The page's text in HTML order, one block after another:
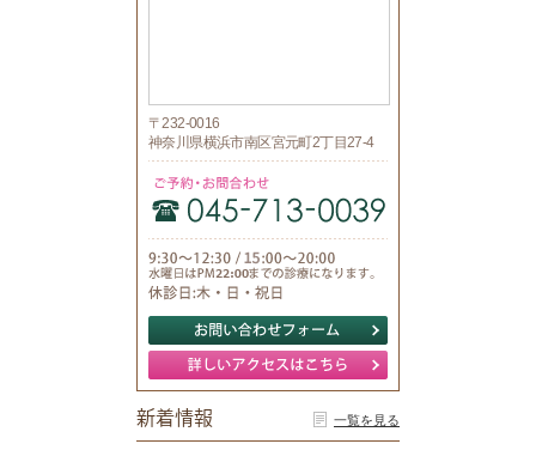
〒232-0016
神奈川県横浜市南区宮元町2丁目27-4
新着情報 一覧を見る